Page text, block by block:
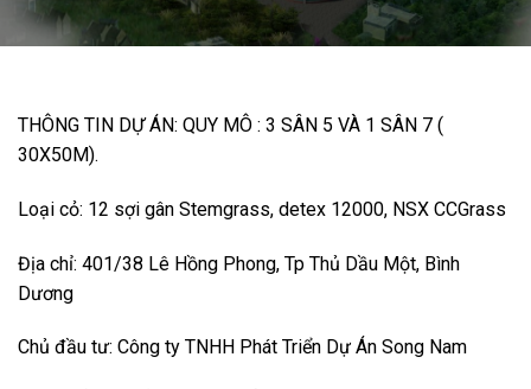
THÔNG TIN DỰ ÁN: QUY MÔ : 3 SÂN 5 VÀ 1 SÂN 7 (
30X50M).
Loại cỏ: 12 sợi gân Stemgrass, detex 12000, NSX CCGrass
Địa chỉ: 401/38 Lê Hồng Phong, Tp Thủ Dầu Một, Bình
Dương
Chủ đầu tư: Công ty TNHH Phát Triển Dự Án Song Nam